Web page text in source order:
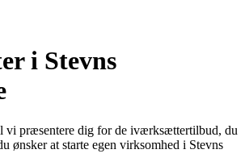
i Stevns
vi præsentere dig for de iværksættertilbud, du
ønsker at starte egen virksomhed i Stevns